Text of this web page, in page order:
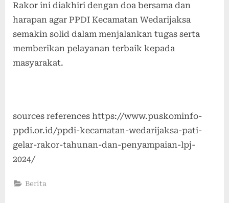
Rakor ini diakhiri dengan doa bersama dan
harapan agar PPDI Kecamatan Wedarijaksa
semakin solid dalam menjalankan tugas serta
memberikan pelayanan terbaik kepada
masyarakat.
sources references https://www.puskominfo-
ppdi.or.id/ppdi-kecamatan-wedarijaksa-pati-
gelar-rakor-tahunan-dan-penyampaian-lpj-
2024/
Berita